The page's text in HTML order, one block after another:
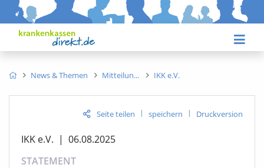
News & Themen Mitteilun IKK e.V.
Seite teilen | speichern | Druckversion
IKK e.V. | 06.08.2025
STATEMENT